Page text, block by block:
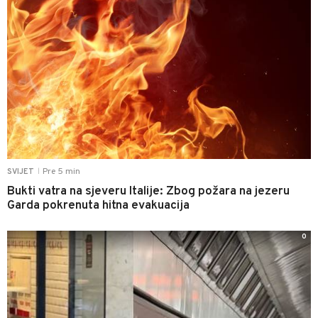
SVIJET Pre 5 min
Bukti vatra na sjeveru Italije: Zbog požara na jezeru
Garda pokrenuta hitna evakuacija
0